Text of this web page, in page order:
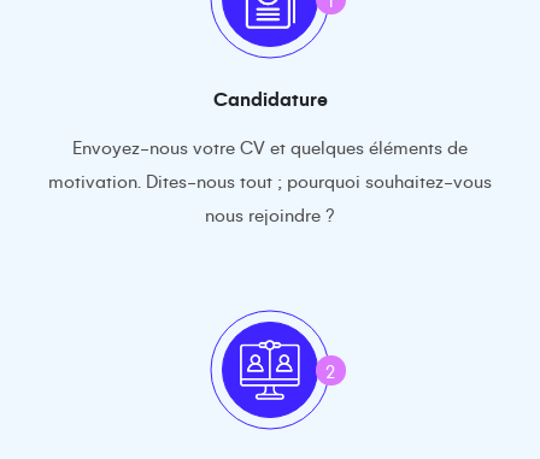
Candidature
Envoyez-nous votre CV et quelques éléments de
motivation. Dites-nous tout ; pourquoi souhaitez-vous
nous rejoindre ?
2